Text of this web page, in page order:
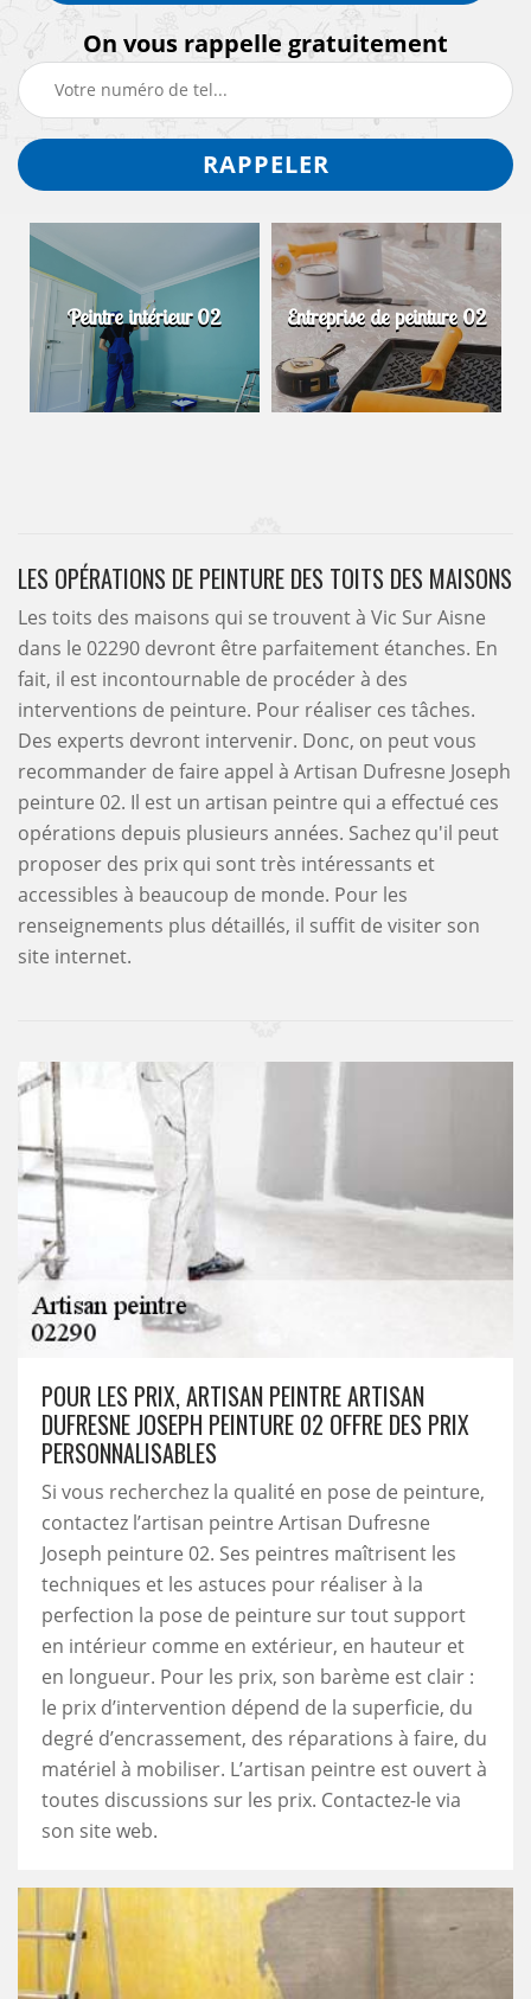
On vous rappelle gratuitement
Peintre intérieur 02 Entreprise de peinture 02
LES OPÉRATIONS DE PEINTURE DES TOITS DES MAISONS
Les toits des maisons qui se trouvent à Vic Sur Aisne
dans le 02290 devront être parfaitement étanches. En
fait, il est incontournable de procéder à des
interventions de peinture. Pour réaliser ces tâches.
Des experts devront intervenir. Donc, on peut vous
recommander de faire appel à Artisan Dufresne Joseph
peinture 02. Il est un artisan peintre qui a effectué ces
opérations depuis plusieurs années. Sachez qu'il peut
proposer des prix qui sont très intéressants et
accessibles à beaucoup de monde. Pour les
renseignements plus détaillés, il suffit de visiter son
site internet.
POUR LES PRIX, ARTISAN PEINTRE ARTISAN
DUFRESNE JOSEPH PEINTURE 02 OFFRE DES PRIX
PERSONNALISABLES
Si vous recherchez la qualité en pose de peinture,
contactez l’artisan peintre Artisan Dufresne
Joseph peinture 02. Ses peintres maîtrisent les
techniques et les astuces pour réaliser à la
perfection la pose de peinture sur tout support
en intérieur comme en extérieur, en hauteur et
en longueur. Pour les prix, son barème est clair :
le prix d’intervention dépend de la superficie, du
degré d’encrassement, des réparations à faire, du
matériel à mobiliser. L’artisan peintre est ouvert à
toutes discussions sur les prix. Contactez-le via
son site web.